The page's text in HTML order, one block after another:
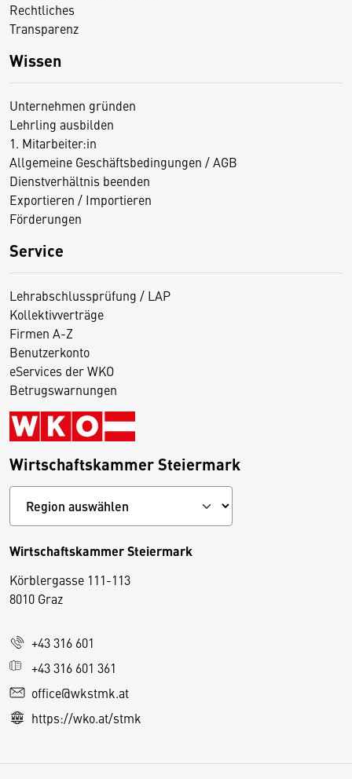
Rechtliches
Transparenz
Wissen
Unternehmen gründen
Lehrling ausbilden
1. Mitarbeiter:in
Allgemeine Geschäftsbedingungen / AGB
Dienstverhältnis beenden
Exportieren / Importieren
Förderungen
Service
Lehrabschlussprüfung / LAP
Kollektivverträge
Firmen A-Z
Benutzerkonto
eServices der WKO
Betrugswarnungen
Wirtschaftskammer Steiermark
Wirtschaftskammer Steiermark
Körblergasse 111-113
8010 Graz
+43 316 601
+43 316 601 361
office@wkstmk.at
https://wko.at/stmk
D
i
s
e
S
e